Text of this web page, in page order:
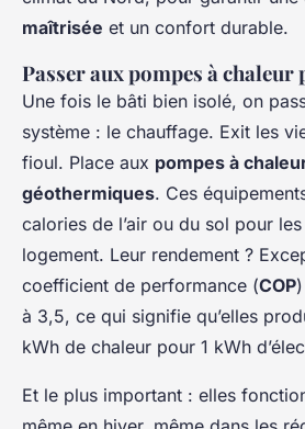
maîtrisée et un confort durable.
Passer aux pompes à
Une fois le bâti bien isolé, on
système : le chauffage. Exit les
fioul. Place aux pompes à
géothermiques. Ces
calories de l’air ou du sol pour
logement. Leur rendement ?
coefficient de performance (COP
à 3,5, ce qui signifie qu’elles
kWh de chaleur pour 1 kWh
Et le plus important : elles